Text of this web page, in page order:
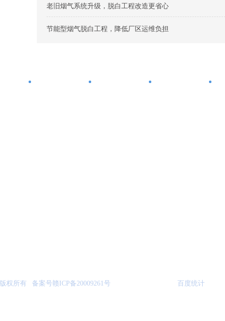
老旧烟气系统升级，脱白工程改造更省心
节能型烟气脱白工程，降低厂区运维负担
版权所有 备案号赣ICP备20009261号 百度统计